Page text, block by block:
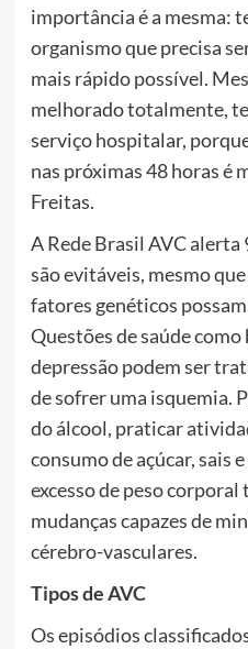
importância é a mesma:
organismo que precisa
mais rápido possível.
melhorado totalmente,
serviço hospitalar,
nas próximas 48 horas é
Freitas.
A Rede Brasil AVC alerta
são evitáveis, mesmo
fatores genéticos
Questões de saúde
depressão podem ser
de sofrer uma isquemia.
do álcool, praticar
consumo de açúcar, sais
excesso de peso
mudanças capazes de
cérebro-vasculares.
Tipos de AVC
Os episódios